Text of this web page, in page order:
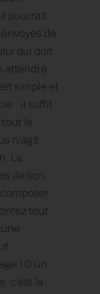
pourrait
de
qui doit
attendre
simple et
: il suffit
tout le
n’agit
La
de son
:
tout
! D’un
c’est la